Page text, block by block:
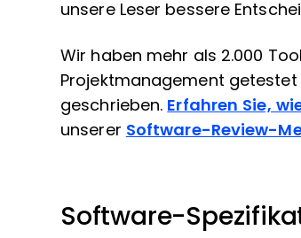
unsere Leser bessere
Wir haben mehr als 2.000
Projektmanagement getestet
geschrieben. Erfahren Sie,
unserer Software-Review-
Software-